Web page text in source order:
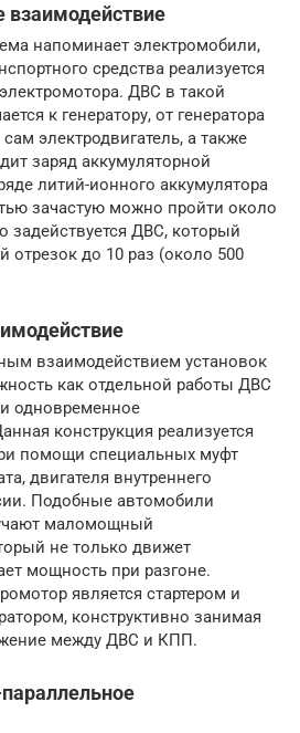
взаимодействие
напоминает электромобили,
средства реализуется
ДВС в такой
к генератору, от генератора
электродвигатель, а также
заряд аккумуляторной
литий-ионного аккумулятора
зачастую можно пройти около
задействуется ДВС, который
отрезок до 10 раз (около 500
взаимодействием установок
как отдельной работы ДВС
одновременное
конструкция реализуется
помощи специальных муфт
двигателя внутреннего
Подобные автомобили
маломощный
не только движет
мощность при разгоне.
является стартером и
конструктивно занимая
между ДВС и КПП.